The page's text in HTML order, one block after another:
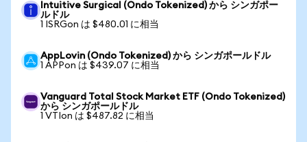
Intuitive Surgical (Ondo Tokenized) から シンガポー
ルドル
1 ISRGon は $480.01 に相当
AppLovin (Ondo Tokenized) から シンガポールドル
1 APPon は $439.07 に相当
Vanguard Total Stock Market ETF (Ondo Tokenized)
から シンガポールドル
1 VTIon は $487.82 に相当